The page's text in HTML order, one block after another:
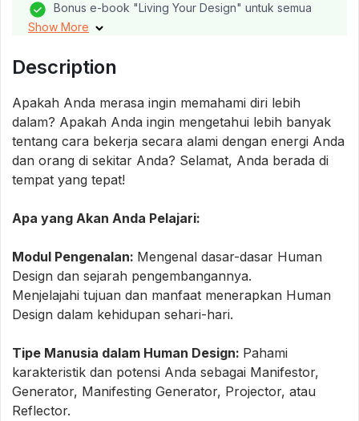
Bonus e-book "Living Your Design" untuk semua
Type Human Design.
pertumbuhan pribadi dan profesional.
Show More
Description
Apakah Anda merasa ingin memahami diri lebih
dalam? Apakah Anda ingin mengetahui lebih banyak
tentang cara bekerja secara alami dengan energi Anda
dan orang di sekitar Anda? Selamat, Anda berada di
tempat yang tepat!
Apa yang Akan Anda Pelajari:
Modul Pengenalan: Mengenal dasar-dasar Human
Design dan sejarah pengembangannya.
Menjelajahi tujuan dan manfaat menerapkan Human
Design dalam kehidupan sehari-hari.
Tipe Manusia dalam Human Design: Pahami
karakteristik dan potensi Anda sebagai Manifestor,
Generator, Manifesting Generator, Projector, atau
Reflector.